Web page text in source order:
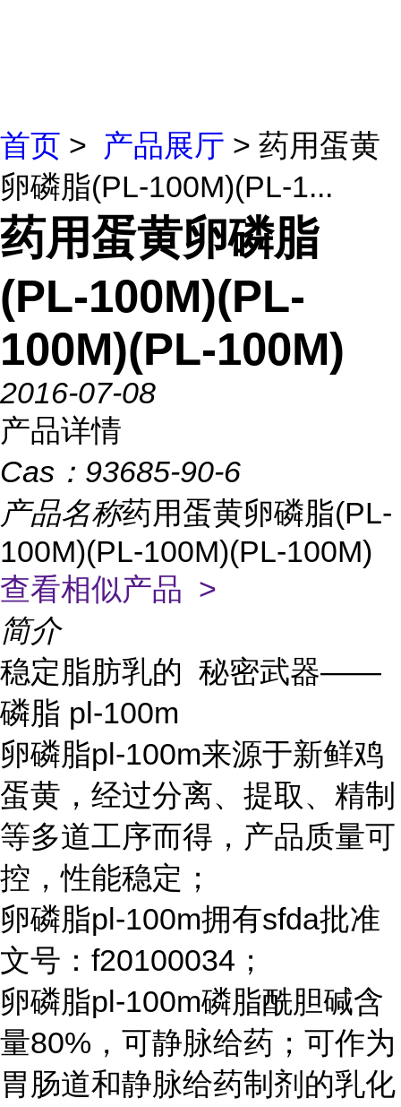
首页 > 产品展厅 > 药用蛋黄
卵磷脂(PL-100M)(PL-1...
药用蛋黄卵磷脂
(PL-100M)(PL-
100M)(PL-100M)
2016-07-08
产品详情
Cas： 93685-90-6
产品名称药用蛋黄卵磷脂(PL-
100M)(PL-100M)(PL-100M)
查看相似产品 >
简介
稳定脂肪乳的 秘密武器——
磷脂 pl-100m
卵磷脂pl-100m来源于新鲜鸡
蛋黄，经过分离、提取、精制
等多道工序而得，产品质量可
控，性能稳定；
卵磷脂pl-100m拥有sfda批准
文号：f20100034；
卵磷脂pl-100m磷脂酰胆碱含
量80%，可静脉给药；可作为
胃肠道和静脉给药制剂的乳化